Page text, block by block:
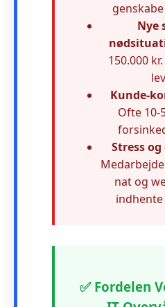
Nye
150.000
Kunde-
Ofte 10-
Stress
nat og
✅ Fordelen